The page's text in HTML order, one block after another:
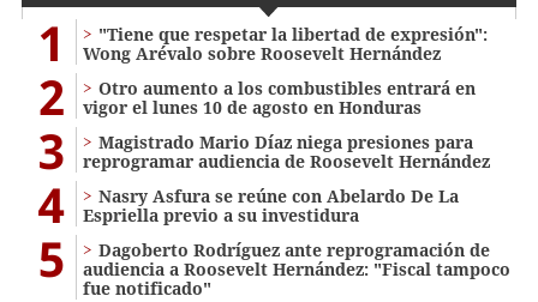
1
"Tiene que respetar la libertad de expresión":
Wong Arévalo sobre Roosevelt Hernández
2
Otro aumento a los combustibles entrará en
vigor el lunes 10 de agosto en Honduras
3
Magistrado Mario Díaz niega presiones para
reprogramar audiencia de Roosevelt Hernández
4
Nasry Asfura se reúne con Abelardo De La
Espriella previo a su investidura
5
Dagoberto Rodríguez ante reprogramación de
audiencia a Roosevelt Hernández: "Fiscal tampoco
fue notificado"